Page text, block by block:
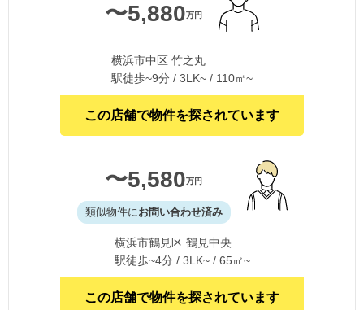
〜5,880万円
横浜市中区 竹之丸
駅徒歩~9分 / 3LK~ / 110㎡~
この店舗で物件を探されています
〜5,580万円
類似物件に お問い合わせ済み
横浜市鶴見区 鶴見中央
駅徒歩~4分 / 3LK~ / 65㎡~
この店舗で物件を探されています